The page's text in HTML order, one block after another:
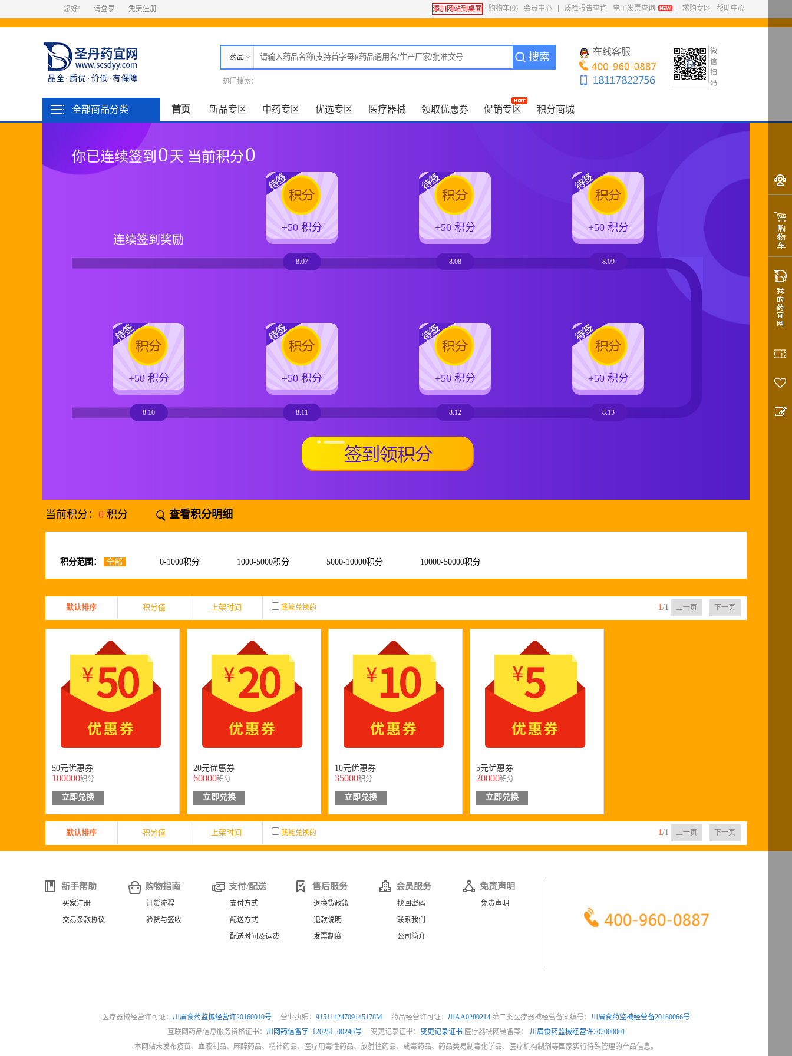
您好! 请登录 免费注册 添加网站到桌面 购物车(0) 会员中心 质检报告查询 电子发票查询 求购专区 帮助中心
药品 搜索
热门搜索：
在线客服
微
信
扫
码
全部商品分类 首页 新品专区 中药专区 优选专区 医疗器械 领取优惠券 促销专区 积分商城
0
你已连续签到 0天 当前积分0
连续签到奖励
+50 积分
8.07
+50 积分
8.08
+50 积分
8.09
+50 积分
8.10
+50 积分
8.11
+50 积分
8.12
+50 积分
8.13
当前积分： 0 积分 查看积分明细
积分范围： 全部 0-1000积分 1000-5000积分 5000-10000积分 10000-50000积分
默认排序 积分值 上架时间 我能兑换的 1 /1 上一页 下一页
50元优惠券
100000积分
立即兑换
20元优惠券
60000积分
立即兑换
10元优惠券
35000积分
立即兑换
5元优惠券
20000积分
立即兑换
默认排序 积分值 上架时间 我能兑换的 1 /1 上一页 下一页
新手帮助
买家注册
交易条款协议
购物指南
订货流程
验货与签收
支付/配送
支付方式
配送方式
配送时间及运费
售后服务
退换货政策
退款说明
发票制度
会员服务
找回密码
联系我们
公司简介
免责声明
免责声明
医疗器械经营许可证： 川眉食药监械经营许20160010号 营业执照： 91511424709145178M 药品经营许可证： 川AA0280214 第二类医疗器械经营备案编号： 川眉食药监械经营备20160066号
互联网药品信息服务资格证书： 川网药信备字〔2025〕00246号 变更记录证书： 变更记录证书医疗器械网销备案： 川眉食药监械经营许202000001
本网站未发布疫苗、血液制品、麻醉药品、精神药品、医疗用毒性药品、放射性药品、戒毒药品、药品类易制毒化学品、医疗机构制剂等国家实行特殊管理的产品信息。